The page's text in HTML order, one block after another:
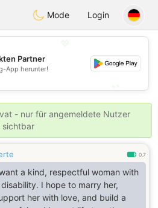
Handi Space
Mode Login
Partner
App herunter!
- nur für angemeldete Nutzer
sichtbar
0.7
a kind, respectful woman with
I hope to marry her,
her with love, and build a